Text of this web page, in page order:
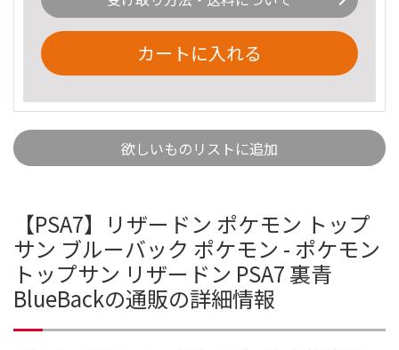
カートに入れる
欲しいものリストに追加
【PSA7】リザードン ポケモン トップ
サン ブルーバック ポケモン - ポケモン
トップサン リザードン PSA7 裏青
BlueBackの通販の詳細情報